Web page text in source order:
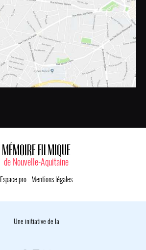
MÉMOIRE FILMIQUE
de Nouvelle-Aquitaine
Espace pro- Mentions légales
Une initiative de la